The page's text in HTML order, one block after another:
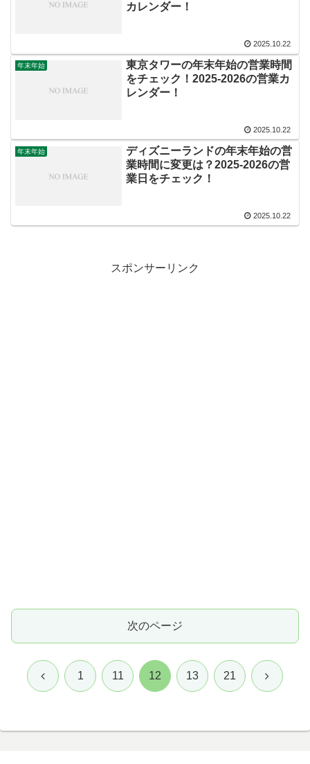
カレンダー！
2025.10.22
年末年始
東京タワーの年末年始の営業時間
をチェック！2025-2026の営業カ
レンダー！
2025.10.22
年末年始
ディズニーランドの年末年始の営
業時間に変更は？2025-2026の営
業日をチェック！
2025.10.22
スポンサーリンク
次のページ
前 1 11 12 13 21 次